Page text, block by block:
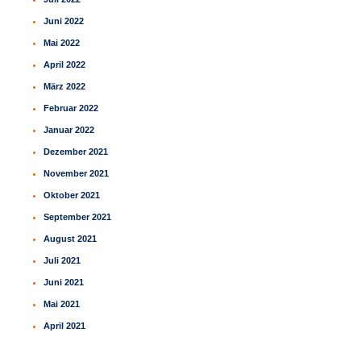
Juni 2022
Mai 2022
April 2022
März 2022
Februar 2022
Januar 2022
Dezember 2021
November 2021
Oktober 2021
September 2021
August 2021
Juli 2021
Juni 2021
Mai 2021
April 2021